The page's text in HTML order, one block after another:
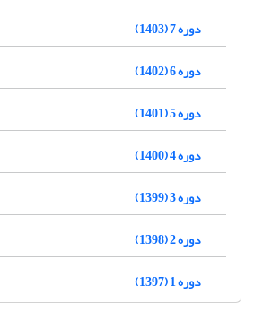
دوره 7 (1403)
دوره 6 (1402)
دوره 5 (1401)
دوره 4 (1400)
دوره 3 (1399)
دوره 2 (1398)
دوره 1 (1397)